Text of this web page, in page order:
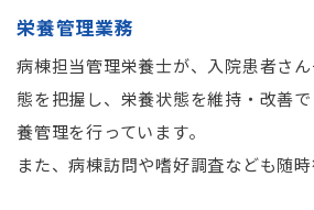
栄養管理業務
病棟担当管理栄養士が、入院患者さ
態を把握し、栄養状態を維持・改善
養管理を行っています。
また、病棟訪問や嗜好調査なども随時